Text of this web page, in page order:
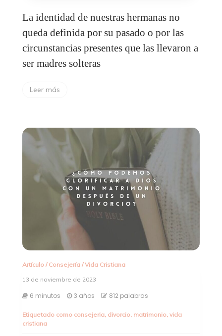
La identidad de nuestras hermanas no
queda definida por su pasado o por las
circunstancias presentes que las llevaron a
ser madres solteras
Leer más
Artículo/ Consejería/Vida Cristiana
13 de noviembre de 2023
6 minutos 3 años 812 palabras
Etiquetado como consejeria, divorcio, matrimonio, vida
cristiana